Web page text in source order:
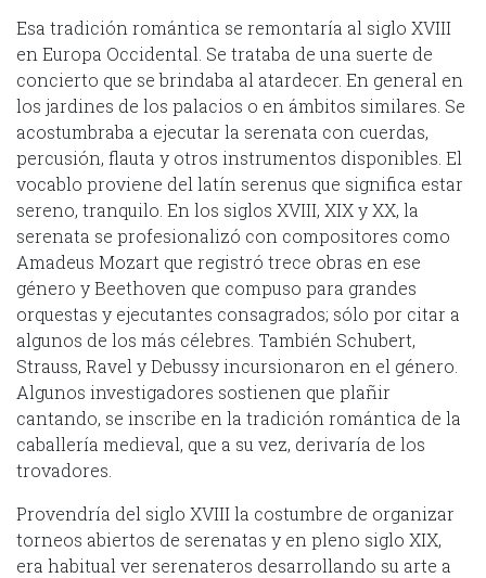
Esa tradición romántica se remontaría al siglo XVIII
en Europa Occidental. Se trataba de una suerte de
concierto que se brindaba al atardecer. En general en
los jardines de los palacios o en ámbitos similares. Se
acostumbraba a ejecutar la serenata con cuerdas,
percusión, flauta y otros instrumentos disponibles. El
vocablo proviene del latín serenus que significa estar
sereno, tranquilo. En los siglos XVIII, XIX y XX, la
serenata se profesionalizó con compositores como
Amadeus Mozart que registró trece obras en ese
género y Beethoven que compuso para grandes
orquestas y ejecutantes consagrados; sólo por citar a
algunos de los más célebres. También Schubert,
Strauss, Ravel y Debussy incursionaron en el género.
Algunos investigadores sostienen que plañir
cantando, se inscribe en la tradición romántica de la
caballería medieval, que a su vez, derivaría de los
trovadores.
Provendría del siglo XVIII la costumbre de organizar
torneos abiertos de serenatas y en pleno siglo XIX,
era habitual ver serenateros desarrollando su arte a